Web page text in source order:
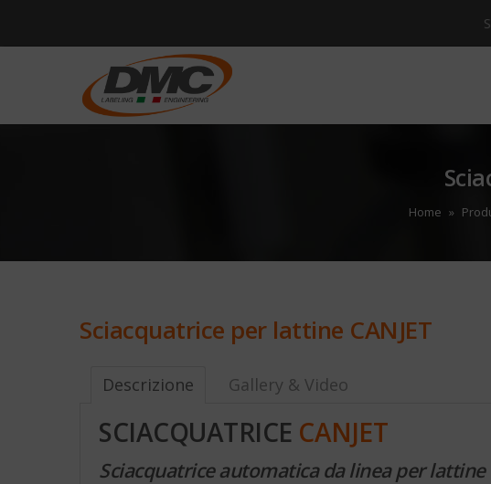
Home »
Sciacquatrice per lattine CANJET
Descrizione Gallery & Video
SCIACQUATRICE CANJET
Sciacquatrice automatica da linea per lattine